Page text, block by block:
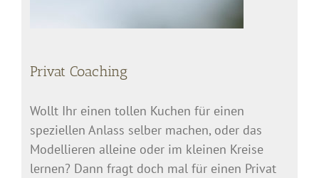
Privat Coaching
Wollt Ihr einen tollen Kuchen für einen
speziellen Anlass selber machen, oder das
Modellieren alleine oder im kleinen Kreise
lernen? Dann fragt doch mal für einen Privat